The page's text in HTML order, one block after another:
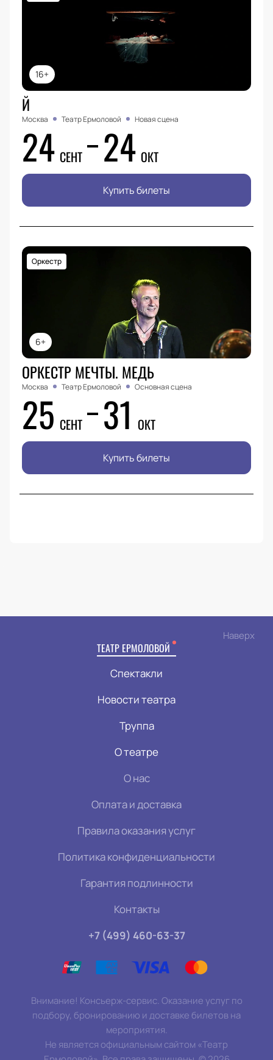
16+
Й
Москва Театр Ермоловой Новая сцена
24 СЕНТ 24 ОКТ
Купить билеты
6+
Оркестр
ОРКЕСТР МЕЧТЫ. МЕДЬ
Москва Театр Ермоловой Основная сцена
25 СЕНТ 31 ОКТ
Купить билеты
Наверх
ТЕАТР ЕРМОЛОВОЙ
Спектакли
Новости театра
Труппа
О театре
О нас
Оплата и доставка
Правила оказания услуг
Политика конфиденциальности
Гарантия подлинности
Контакты
+7 (499) 460-63-37
Внимание! Консьерж-сервис. Оказание услуг по
подбору, бронированию и доставке билетов на
мероприятия.
Не является официальным сайтом «Театр